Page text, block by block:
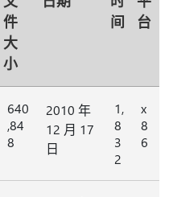
件
大
小
间
台
640
,84
8
2010 年
12 月 17
日
1,
8
3
2
x
8
6